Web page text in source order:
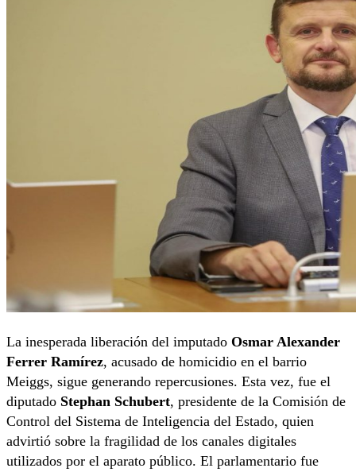
La inesperada liberación del imputado Osmar Alexander
Ferrer Ramírez, acusado de homicidio en el barrio
Meiggs, sigue generando repercusiones. Esta vez, fue el
diputado Stephan Schubert, presidente de la Comisión de
Control del Sistema de Inteligencia del Estado, quien
advirtió sobre la fragilidad de los canales digitales
utilizados por el aparato público. El parlamentario fue